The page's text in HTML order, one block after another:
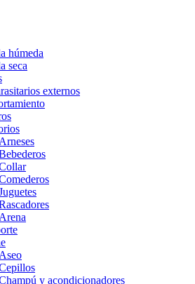
húmeda
seca
externos
Arneses
Arena
Aseo
y acondicionadores